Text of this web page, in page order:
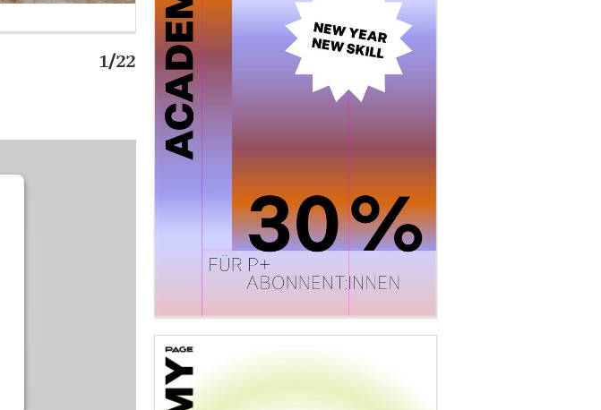
1/22 »Grow up.« – Geschichten einer neuen Generation
Bild: antoni GmbH / Daimler-AG